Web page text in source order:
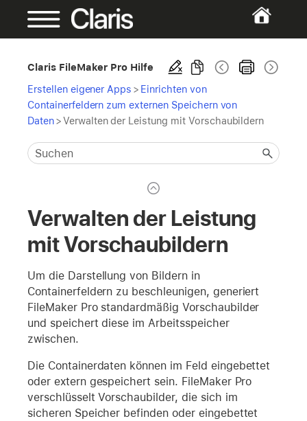
Claris FileMaker Pro Hilfe
Erstellen eigener Apps > Einrichten von
Containerfeldern zum externen Speichern von
Daten>Verwalten der Leistung mit Vorschaubildern
Verwalten der Leistung
mit Vorschaubildern
Um die Darstellung von Bildern in
Containerfeldern zu beschleunigen, generiert
FileMaker Pro standardmäßig Vorschaubilder
und speichert diese im Arbeitsspeicher
zwischen.
Die Containerdaten können im Feld eingebettet
oder extern gespeichert sein. FileMaker Pro
verschlüsselt Vorschaubilder, die sich im
sicheren Speicher befinden oder eingebettet